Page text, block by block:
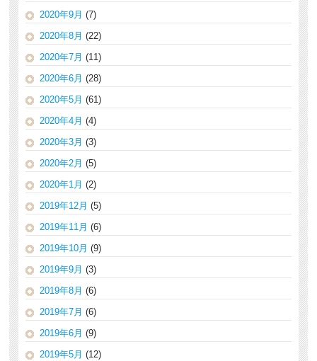
2020年9月 (7)
2020年8月 (22)
2020年7月 (11)
2020年6月 (28)
2020年5月 (61)
2020年4月 (4)
2020年3月 (3)
2020年2月 (5)
2020年1月 (2)
2019年12月 (5)
2019年11月 (6)
2019年10月 (9)
2019年9月 (3)
2019年8月 (6)
2019年7月 (6)
2019年6月 (9)
2019年5月 (12)